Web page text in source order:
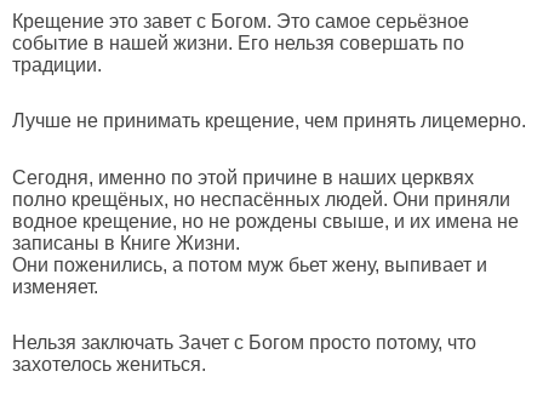
Крещение это завет с Богом. Это самое серьёзное
событие в нашей жизни. Его нельзя совершать по
традиции.
Лучше не принимать крещение, чем принять лицемерно.
Сегодня, именно по этой причине в наших церквях
полно крещёных, но неспасённых людей. Они приняли
водное крещение, но не рождены свыше, и их имена не
записаны в Книге Жизни.
Они поженились, а потом муж бьет жену, выпивает и
изменяет.
Нельзя заключать Зачет с Богом просто потому, что
захотелось жениться.